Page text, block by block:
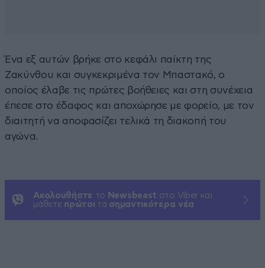
Ένα εξ αυτών βρήκε στο κεφάλι παίκτη της
Ζακύνθου και συγκεκριμένα τον Μπαστακό, ο
οποίος έλαβε τις πρώτες βοήθειες και στη συνέχεια
έπεσε στο έδαφος και αποχώρησε με φορείο, με τον
διαιτητή να αποφασίζει τελικά τη διακοπή του
αγώνα.
Ακολουθήστε το Newsbeast στο Viber και
μάθετε πρώτοι τα σημαντικότερα νέα